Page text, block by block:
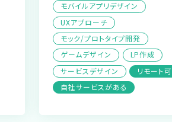
モバイルアプリデザイン
UXアプローチ
モック/プロトタイプ開発
ゲームデザイン
LP作成
サービスデザイン
リモート可
自社サービスがある